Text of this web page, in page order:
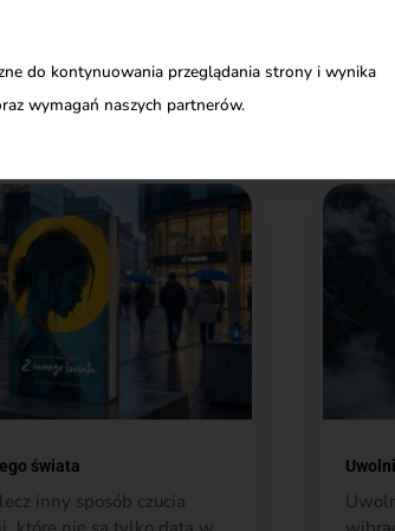
świata
inny sposób czucia
do kontynuowania przeglądania strony i wynika
wymagań naszych partnerów.